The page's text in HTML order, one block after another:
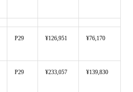
P29 ¥126,951 ¥76,170
P29 ¥233,057 ¥139,830